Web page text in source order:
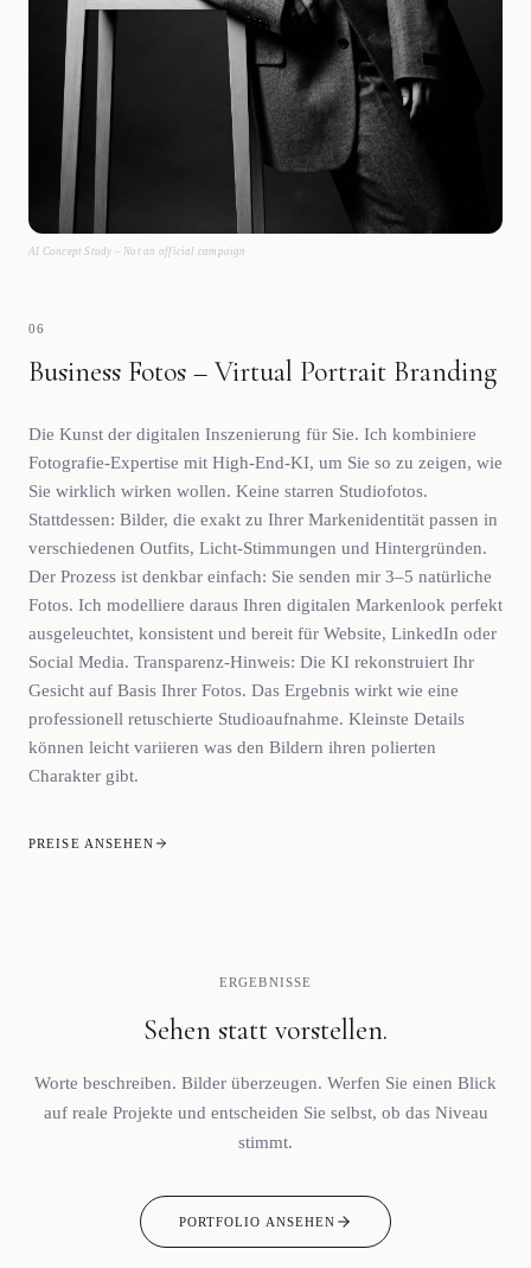
AI Concept Study – Not an official campaign
06
Business Fotos – Virtual Portrait Branding
Die Kunst der digitalen Inszenierung für Sie. Ich kombiniere
Fotografie-Expertise mit High-End-KI, um Sie so zu zeigen, wie
Sie wirklich wirken wollen. Keine starren Studiofotos.
Stattdessen: Bilder, die exakt zu Ihrer Markenidentität passen in
verschiedenen Outfits, Licht-Stimmungen und Hintergründen.
Der Prozess ist denkbar einfach: Sie senden mir 3–5 natürliche
Fotos. Ich modelliere daraus Ihren digitalen Markenlook perfekt
ausgeleuchtet, konsistent und bereit für Website, LinkedIn oder
Social Media. Transparenz-Hinweis: Die KI rekonstruiert Ihr
Gesicht auf Basis Ihrer Fotos. Das Ergebnis wirkt wie eine
professionell retuschierte Studioaufnahme. Kleinste Details
können leicht variieren was den Bildern ihren polierten
Charakter gibt.
PREISE ANSEHEN
ERGEBNISSE
Sehen statt vorstellen.
Worte beschreiben. Bilder überzeugen. Werfen Sie einen Blick
auf reale Projekte und entscheiden Sie selbst, ob das Niveau
stimmt.
PORTFOLIO ANSEHEN